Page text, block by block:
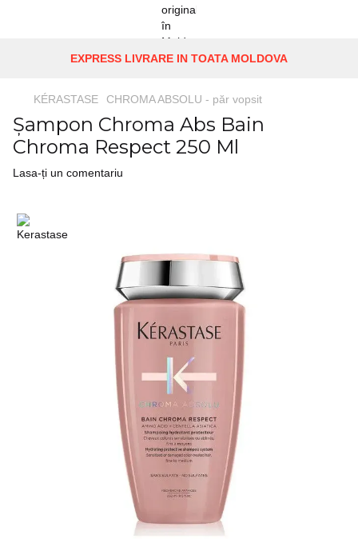
EXPRESS LIVRARE IN TOATA MOLDOVA
KÉRASTASE CHROMA ABSOLU - păr vopsit
Șampon Chroma Abs Bain
Chroma Respect 250 Ml
Lasa-ți un comentariu